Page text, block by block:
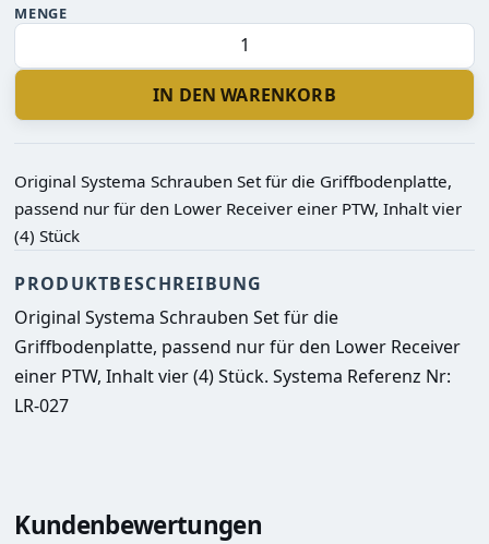
MENGE
IN DEN WARENKORB
Original Systema Schrauben Set für die Griffbodenplatte,
passend nur für den Lower Receiver einer PTW, Inhalt vier
(4) Stück
PRODUKTBESCHREIBUNG
Original Systema Schrauben Set für die
Griffbodenplatte, passend nur für den Lower Receiver
einer PTW, Inhalt vier (4) Stück. Systema Referenz Nr:
LR-027
Kundenbewertungen